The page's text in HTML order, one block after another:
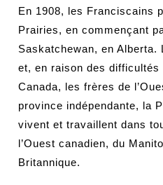
En 1908, les Franciscains
Prairies, en commençant
Saskatchewan, en Alberta.
et, en raison des difficultés
Canada, les frères de
province indépendante, la
vivent et travaillent dans
l’Ouest canadien, du
Britannique.